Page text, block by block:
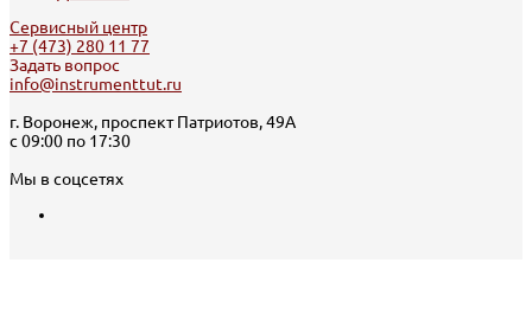
Сервисный центр
+7 (473) 280 11 77
Задать вопрос
info@instrumenttut.ru
г. Воронеж, проспект Патриотов, 49А
с 09:00 по 17:30
Мы в соцсетях